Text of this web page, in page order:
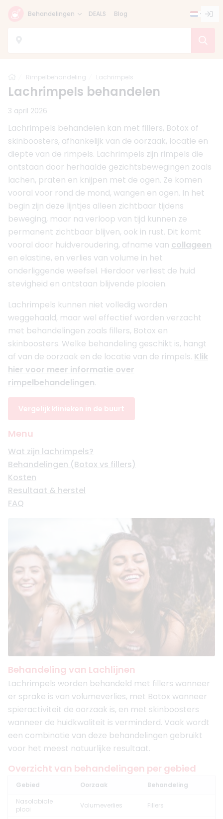
Behandelingen DEALS Blog
Home
Rimpelbehandeling Lachrimpels
Lachrimpels behandelen
3 april 2026
Lachrimpels behandelen kan met fillers, Botox of
skinboosters, afhankelijk van de oorzaak, locatie en
diepte van de rimpels. Lachrimpels zijn rimpels die
ontstaan door herhaalde gezichtsbewegingen zoals
lachen, praten en knijpen met de ogen. Ze komen
vooral voor rond de mond, wangen en ogen. In het
begin zijn deze lijntjes alleen zichtbaar tijdens
beweging, maar na verloop van tijd kunnen ze
permanent zichtbaar blijven, ook in rust. Dit komt
vooral door huidveroudering, afname van collageen
en elastine, en verlies van volume in het
onderliggende weefsel. Hierdoor verliest de huid
stevigheid en ontstaan blijvende plooien.
Lachrimpels kunnen niet volledig worden
weggehaald, maar wel effectief worden verzacht
met behandelingen zoals fillers, Botox en
skinboosters. Welke behandeling geschikt is, hangt
af van de oorzaak en de locatie van de rimpels. Klik
hier voor meer informatie over
rimpelbehandelingen.
Vergelijk klinieken in de buurt
Menu
Wat zijn lachrimpels?
Behandelingen (Botox vs fillers)
Kosten
Resultaat & herstel
FAQ
Behandeling van Lachlijnen
Lachrimpels worden behandeld met fillers wanneer
er sprake is van volumeverlies, met Botox wanneer
spieractiviteit de oorzaak is, en met skinboosters
wanneer de huidkwaliteit is verminderd. Vaak wordt
een combinatie van deze behandelingen gebruikt
voor het meest natuurlijke resultaat.
Overzicht van behandelingen per gebied
Gebied Oorzaak
Behandeling
Nasolabiale
plooi
Volumeverlies Fillers